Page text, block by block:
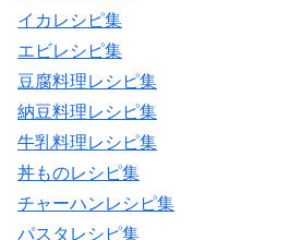
イカレシピ集
エビレシピ集
豆腐料理レシピ集
納豆料理レシピ集
牛乳料理レシピ集
丼ものレシピ集
チャーハンレシピ集
パスタレシピ集